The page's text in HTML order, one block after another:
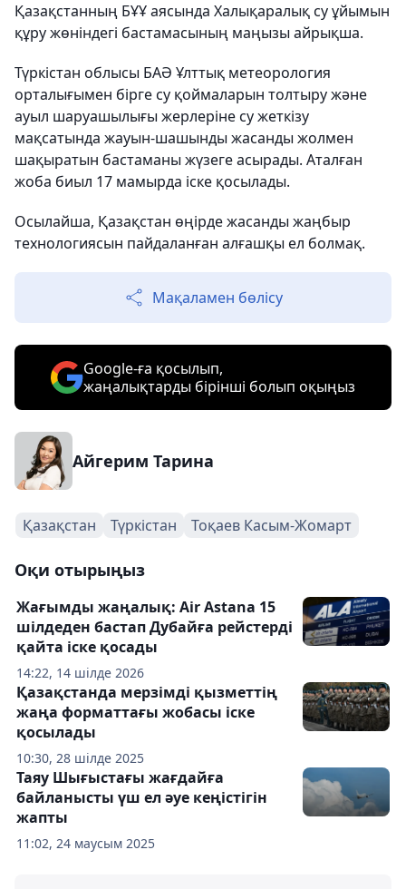
Қазақстанның БҰҰ аясында Халықаралық су ұйымын
құру жөніндегі бастамасының маңызы айрықша.
Түркістан облысы БАӘ Ұлттық метеорология
орталығымен бірге су қоймаларын толтыру және
ауыл шаруашылығы жерлеріне су жеткізу
мақсатында жауын-шашынды жасанды жолмен
шақыратын бастаманы жүзеге асырады. Аталған
жоба биыл 17 мамырда іске қосылады.
Осылайша, Қазақстан өңірде жасанды жаңбыр
технологиясын пайдаланған алғашқы ел болмақ.
Мақаламен бөлісу
Google-ға қосылып,
жаңалықтарды бірінші болып оқыңыз
Айгерим Тарина
Қазақстан Түркістан Тоқаев Касым-Жомарт
Оқи отырыңыз
14:22, 14 шілде 2026
Жағымды жаңалық: Air Astana 15
шілдеден бастап Дубайға рейстерді
қайта іске қосады
10:30, 28 шілде 2025
Қазақстанда мерзімді қызметтің
жаңа форматтағы жобасы іске
қосылады
11:02, 24 маусым 2025
Таяу Шығыстағы жағдайға
байланысты үш ел әуе кеңістігін
жапты